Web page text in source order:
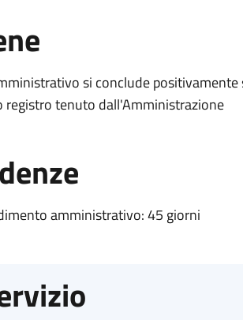
si conclude
registro tenuto dall'Amministrazione
amministrativo: 45 giorni